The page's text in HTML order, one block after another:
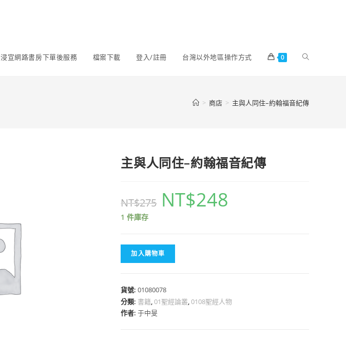
浸宣網路書房下單後服務 檔案下載 登入/註冊 台灣以外地區操作方式 0
> 商店 > 主與人同住–約翰福音紀傳
主與人同住–約翰福音紀傳
NT$275 NT$248
1 件庫存
加入購物車
貨號:01080078
分類: 書籍,01聖經論叢,0108聖經人物
作者:于中旻